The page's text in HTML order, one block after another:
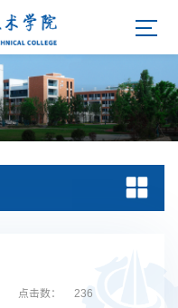
点击数： 236